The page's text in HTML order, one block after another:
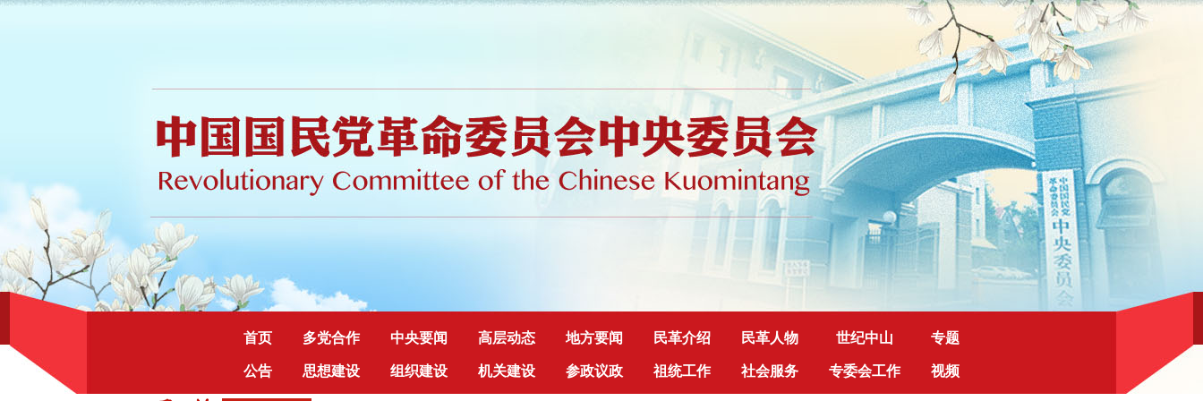
首页 多党合作 中央要闻 高层动态 地方要闻 民革介绍 民革人物 世纪中山 专题
公告 思想建设 组织建设 机关建设 参政议政 祖统工作 社会服务 专委会工作 视频